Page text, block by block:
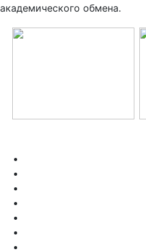
академического обмена.